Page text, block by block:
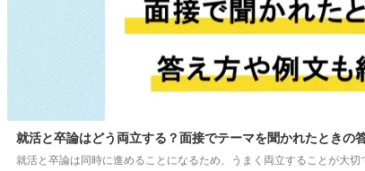
就活と卒論はどう両立する？面接でテーマを聞かれたときの
就活と卒論は同時に進めることになるため、うまく両立することが大